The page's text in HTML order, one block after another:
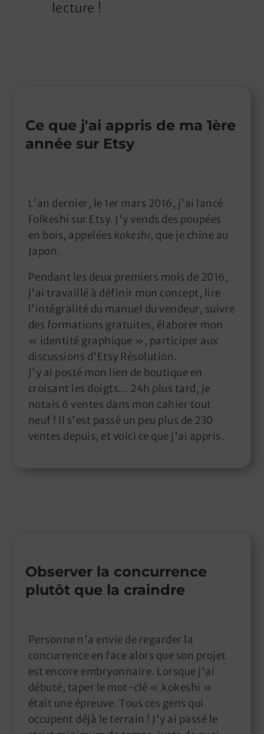
lecture !
Ce que j'ai appris de ma 1ère
année sur Etsy
L'an dernier, le 1er mars 2016, j'ai lancé
Folkeshi sur Etsy. J'y vends des poupées
en bois, appelées kokeshi, que je chine au
Japon.
Pendant les deux premiers mois de 2016,
j'ai travaillé à définir mon concept, lire
l'intégralité du manuel du vendeur, suivre
des formations gratuites, élaborer mon
« identité graphique », participer aux
discussions d'Etsy Résolution.
J'y ai posté mon lien de boutique en
croisant les doigts... 24h plus tard, je
notais 6 ventes dans mon cahier tout
neuf ! Il s'est passé un peu plus de 230
ventes depuis, et voici ce que j'ai appris.
Observer la concurrence
plutôt que la craindre
Personne n'a envie de regarder la
concurrence en face alors que son projet
est encore embryonnaire. Lorsque j'ai
débuté, taper le mot-clé « kokeshi »
était une épreuve. Tous ces gens qui
occupent déjà le terrain ! J'y ai passé le